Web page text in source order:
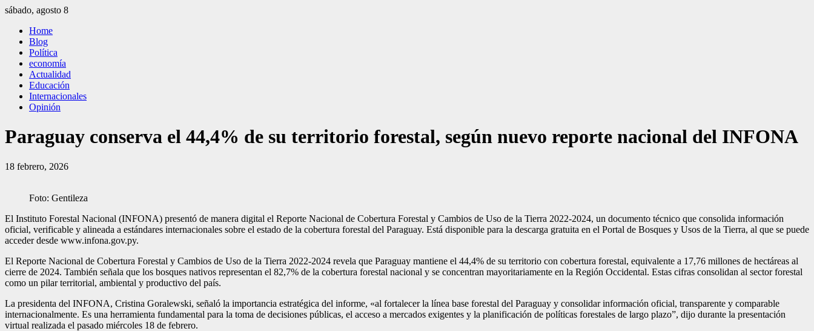
Saltar
contenido
sábado, agosto 8
El Independiente
El independiente Libre y Transparente
Home
Blog
Política
economía
Actualidad
Educación
Internacionales
Opinión
Paraguay conserva el 44,4% de su territorio forestal, según nuevo reporte nacional del INFONA
18 febrero, 2026
Foto: Gentileza
El Instituto Forestal Nacional (INFONA) presentó de manera digital el Reporte Nacional de Cobertura Forestal y Cambios de Uso de la Tierra 2022-2024, un documento técnico que consolida información
oficial, verificable y alineada a estándares internacionales sobre el estado de la cobertura forestal del Paraguay. Está disponible para la descarga gratuita en el Portal de Bosques y Usos de la Tierra, al que se puede
acceder desde www.infona.gov.py.
El Reporte Nacional de Cobertura Forestal y Cambios de Uso de la Tierra 2022-2024 revela que Paraguay mantiene el 44,4% de su territorio con cobertura forestal, equivalente a 17,76 millones de hectáreas al
cierre de 2024. También señala que los bosques nativos representan el 82,7% de la cobertura forestal nacional y se concentran mayoritariamente en la Región Occidental. Estas cifras consolidan al sector forestal
como un pilar territorial, ambiental y productivo del país.
La presidenta del INFONA, Cristina Goralewski, señaló la importancia estratégica del informe, «al fortalecer la línea base forestal del Paraguay y consolidar información oficial, transparente y comparable
internacionalmente. Es una herramienta fundamental para la toma de decisiones públicas, el acceso a mercados exigentes y la planificación de políticas forestales de largo plazo”, dijo durante la presentación
virtual realizada el pasado miércoles 18 de febrero.